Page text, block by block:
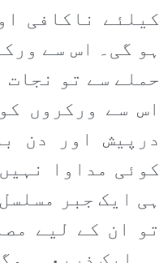
کیلئے ناکافی
ہو گی۔ اس سے
حملے سے تو
اس سے ورکروں
درپیش اور دن
کوئی مداوا
ہی ایک جبر
تو ان کے لیے